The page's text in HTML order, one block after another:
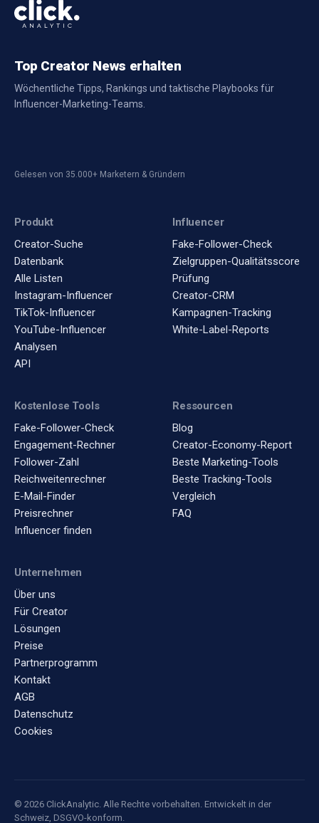
Top Creator News erhalten
Wöchentliche Tipps, Rankings und taktische Playbooks für
Influencer-Marketing-Teams.
Gelesen von 35.000+ Marketern & Gründern
Produkt
Creator-Suche
Datenbank
Alle Listen
Instagram-Influencer
TikTok-Influencer
YouTube-Influencer
Analysen
API
Influencer
Fake-Follower-Check
Zielgruppen-Qualitätsscore
Prüfung
Creator-CRM
Kampagnen-Tracking
White-Label-Reports
Kostenlose Tools
Fake-Follower-Check
Engagement-Rechner
Follower-Zahl
Reichweitenrechner
E-Mail-Finder
Preisrechner
Influencer finden
Ressourcen
Blog
Creator-Economy-Report
Beste Marketing-Tools
Beste Tracking-Tools
Vergleich
FAQ
Unternehmen
Über uns
Für Creator
Lösungen
Preise
Partnerprogramm
Kontakt
AGB
Datenschutz
Cookies
© 2026 ClickAnalytic. Alle Rechte vorbehalten. Entwickelt in der
Schweiz, DSGVO-konform.